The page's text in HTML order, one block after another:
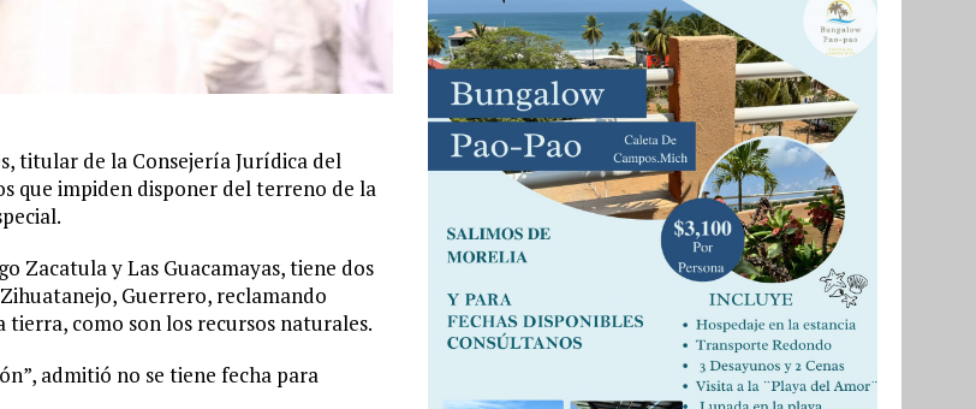
titular de la Consejería Jurídica del
que impiden disponer del terreno de la
Zacatula y Las Guacamayas, tiene dos
Guerrero, reclamando
tierra, como son los recursos naturales.
admitió no se tiene fecha para